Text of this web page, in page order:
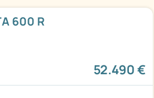
600 R
52.490 €